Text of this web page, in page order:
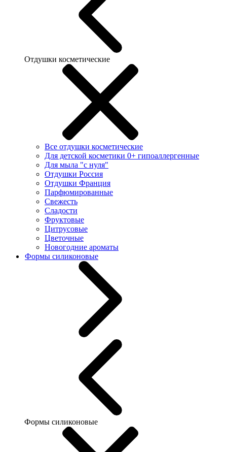
Отдушки косметические
Все отдушки косметические
Для детской косметики 0+ гипоаллергенные
Для мыла "с нуля"
Отдушки Россия
Отдушки Франция
Парфюмированные
Свежесть
Сладости
Фруктовые
Цитрусовые
Цветочные
Новогодние ароматы
Формы силиконовые
Формы силиконовые